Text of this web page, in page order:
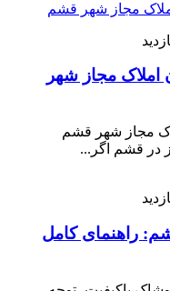
املاک مجاز شهر
مجاز شهر قشم
در قشم اگر...
راهنمای کامل